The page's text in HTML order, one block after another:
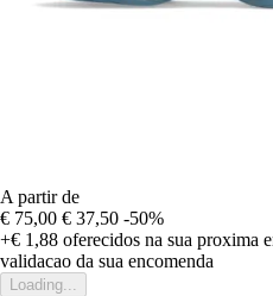
A partir de
€ 75,00 € 37,50 -50%
+€ 1,88 oferecidos na sua proxima
validacao da sua encomenda
Loading...